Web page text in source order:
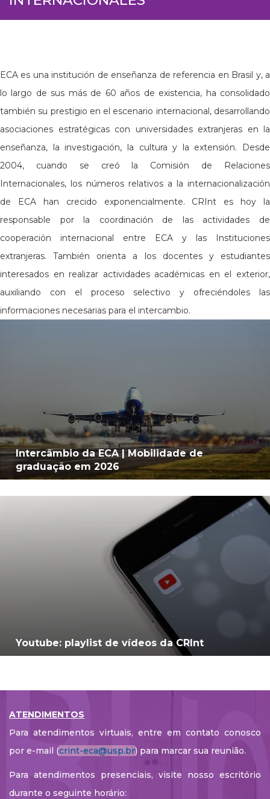
ECA es una institución de enseñanza de referencia en Brasil y, a
lo largo de sus más de 60 años de existencia, ha consolidado
también su prestigio en el escenario internacional, desarrollando
asociaciones estratégicas con universidades extranjeras en la
enseñanza, la investigación, la cultura y la extensión. Desde
2004, cuando se creó la Comisión de Relaciones
Internacionales, los números relativos a la internacionalización
de ECA han crecido exponencialmente. CRInt es hoy la
responsable por la coordinación de las actividades de
cooperación internacional entre ECA y las Instituciones
extranjeras. También orienta a los docentes y estudiantes
interesados en realizar actividades académicas en el exterior,
auxiliando con el proceso selectivo y ofreciéndoles las
informaciones necesarias para el intercambio.
Intercâmbio da ECA | Mobilidade de
graduação em 2026
Youtube: playlist de vídeos da CRInt
ATENDIMENTOS
Para atendimentos virtuais, entre em contato conosco
por e-mail (crint-eca@usp.br) para marcar sua reunião.
Para atendimentos presenciais, visite nosso escritório
durante o seguinte horário: